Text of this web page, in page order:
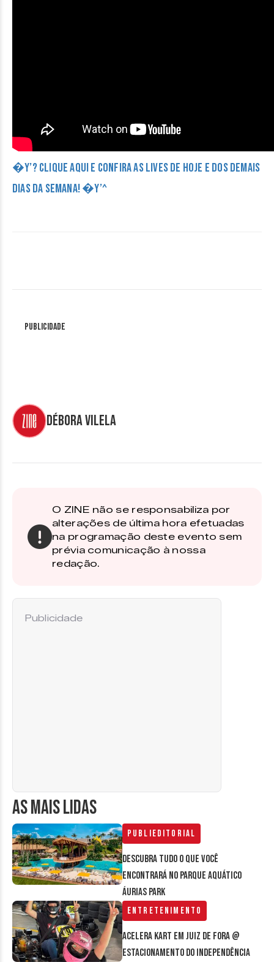
�Y’? CLIQUE AQUI E CONFIRA AS LIVES DE HOJE E DOS DEMAIS
DIAS DA SEMANA! �Y’^
Publicidade
Débora Vilela
O ZINE não se responsabiliza por
alterações de última hora efetuadas
na programação deste evento sem
prévia comunicação à nossa
redação.
AS MAIS LIDAS
Publieditorial
Descubra tudo o que você
encontrará no parque aquático
Áurias Park
Entretenimento
Acelera Kart em Juiz de Fora @
estacionamento do Independência
Publicidade